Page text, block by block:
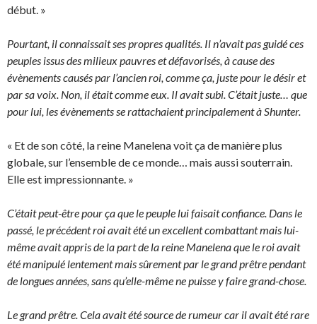
début. »
Pourtant, il connaissait ses propres qualités. Il n’avait pas guidé ces
peuples issus des milieux pauvres et défavorisés, à cause des
évènements causés par l’ancien roi, comme ça, juste pour le désir et
par sa voix. Non, il était comme eux. Il avait subi. C’était juste… que
pour lui, les évènements se rattachaient principalement à Shunter.
« Et de son côté, la reine Manelena voit ça de manière plus
globale, sur l’ensemble de ce monde… mais aussi souterrain.
Elle est impressionnante. »
C’était peut-être pour ça que le peuple lui faisait confiance. Dans le
passé, le précédent roi avait été un excellent combattant mais lui-
même avait appris de la part de la reine Manelena que le roi avait
été manipulé lentement mais sûrement par le grand prêtre pendant
de longues années, sans qu’elle-même ne puisse y faire grand-chose.
Le grand prêtre. Cela avait été source de rumeur car il avait été rare